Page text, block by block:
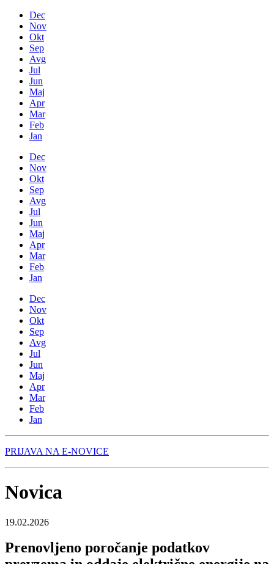
Dec
Nov
Okt
Sep
Avg
Jul
Jun
Maj
Apr
Mar
Feb
Jan
Dec
Nov
Okt
Sep
Avg
Jul
Jun
Maj
Apr
Mar
Feb
Jan
Dec
Nov
Okt
Sep
Avg
Jul
Jun
Maj
Apr
Mar
Feb
Jan
PRIJAVA NA E-NOVICE
Novica
19.02.2026
Prenovljeno poročanje podatkov